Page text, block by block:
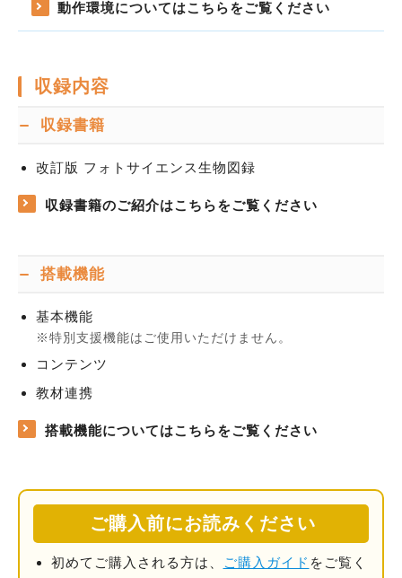
動作環境についてはこちらをご覧ください
収録内容
収録書籍
改訂版 フォトサイエンス生物図録
収録書籍のご紹介はこちらをご覧ください
搭載機能
基本機能
特別支援機能はご使用いただけません。
コンテンツ
教材連携
搭載機能についてはこちらをご覧ください
ご購入前にお読みください
初めてご購入される方は、 ご購入ガイド をご覧く